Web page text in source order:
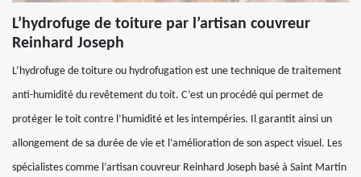
L’hydrofuge de toiture par l’artisan couvreur
Reinhard Joseph
L’hydrofuge de toiture ou hydrofugation est une technique de traitement
anti-humidité du revêtement du toit. C’est un procédé qui permet de
protéger le toit contre l’humidité et les intempéries. Il garantit ainsi un
allongement de sa durée de vie et l’amélioration de son aspect visuel. Les
spécialistes comme l’artisan couvreur Reinhard Joseph basé à Saint Martin